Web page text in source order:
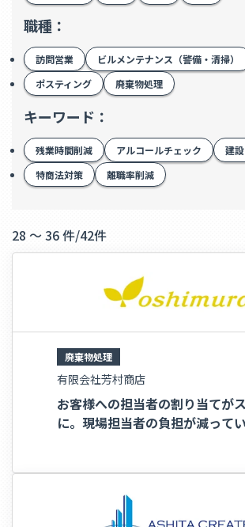
職種：
訪問営業 ビルメンテナンス（警備・清掃）
ポスティング
廃棄物処理
キーワード：
残業時間削減 アルコールチェック
建
特商法対策
離職率削減
28 ～ 36 件/42件
廃棄物処理
有限会社芳村商店
お客様への担当者の割り当てが
に。現場担当者の負担が減って